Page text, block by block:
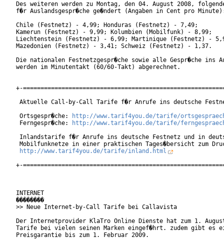
Des weiteren werden zu Montag, den 04. August 2008,
f�r Auslandsgespr�che ge�ndert (Angaben in Cent pro
Chile (Festnetz) - 4,99; Honduras (Festnetz) - 7,49;
Kamerun (Festnetz) - 9,99; Kolumbien (Mobilfunk) - 8,99;
Liechtenstein (Festnetz) - 6,99; Martinique (Festnetz) -
Mazedonien (Festnetz) - 3,41; Schweiz (Festnetz) - 1,37.
Die nationalen Festnetzgespr�che sowie alle Gespr�che ins
werden im Minutentakt (60/60-Takt) abgerechnet.
+-
Aktuelle Call-by-Call Tarife f�r Anrufe ins deutsche
Ortsgespr�che:
http://www.tarif4you.de/tarife/
Ferngespr�che:
http://www.tarif4you.de/tarife/
Inlandstarife f�r Anrufe ins deutsche Festnetz und in
Mobilfunknetze in einer praktischen Tages�bersicht zum
http://www.tarif4you.de/tarife/inland.html
+-
INTERNET
��������
>> Neue Internet-by-Call Tarife bei Callavista
Der Internetprovider KlaTro Online Dienste hat zum 1.
Tarife bei vielen seinen Marken eingef�hrt. zudem gibt es
Preisgarantie bis zum 1. Februar 2009.